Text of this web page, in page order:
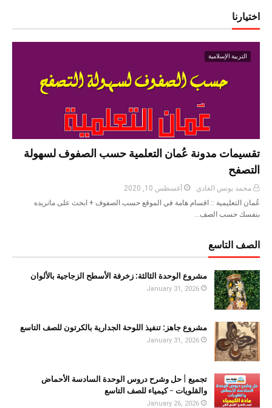
اختيارنا
التربية الإسلامية
تقسيمات مدونة عُمان التعلمية حسب الصفوف لسهولة
التصفح
محمد يونس الغادي
أغسطس 10, 2020
عُمان التعليمية :: اقسام هامة في الموقع حسب الصفوف + ابحث على ماتريده
بنفسك حسب الصف…
الصف التاسع
مشروع الوحدة الثالثة: زخرفة الأسطح الزجاجية بالألوان
January 31, 2026
مشروع جاهز: تنفيذ اللوحة الجدارية بالكرتون للصف التاسع
January 31, 2026
تجميع | حل وشرح دروس الوحدة السادسة الأحماض
والقلويات - كيمياء للصف التاسع
January 26, 2026